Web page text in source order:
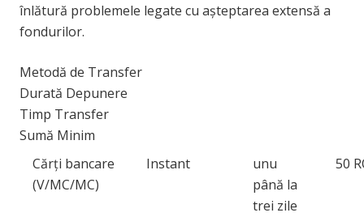
înlătură problemele legate cu așteptarea extensă a
fondurilor.
Metodă de Transfer
Durată Depunere
Timp Transfer
Sumă Minim
Cărți bancare
(V/MC/MC)
Instant
unu
până la
trei zile
50